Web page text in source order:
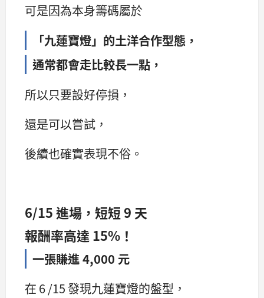
可是因為本身籌碼屬於
「九蓮寶燈」的土洋合作型態，
通常都會走比較長一點，
所以只要設好停損，
還是可以嘗試，
後續也確實表現不俗。
6/15 進場，短短 9 天
報酬率高達 15%！
一張賺進 4,000 元
在 6 /15 發現九蓮寶燈的盤型，